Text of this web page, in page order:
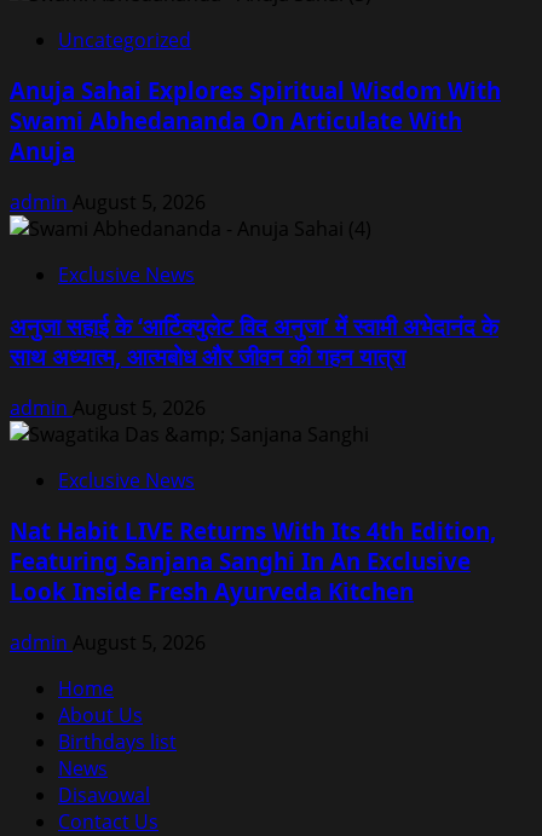
Uncategorized
Anuja Sahai Explores Spiritual Wisdom With
Swami Abhedananda On Articulate With
Anuja
admin August 5, 2026
Exclusive News
अनुजा सहाई के ‘आर्टिक्युलेट विद अनुजा’ में स्वामी अभेदानंद के
साथ अध्यात्म, आत्मबोध और जीवन की गहन यात्रा
admin August 5, 2026
Exclusive News
Nat Habit LIVE Returns With Its 4th Edition,
Featuring Sanjana Sanghi In An Exclusive
Look Inside Fresh Ayurveda Kitchen
admin August 5, 2026
Home
About Us
Birthdays list
News
Disavowal
Contact Us